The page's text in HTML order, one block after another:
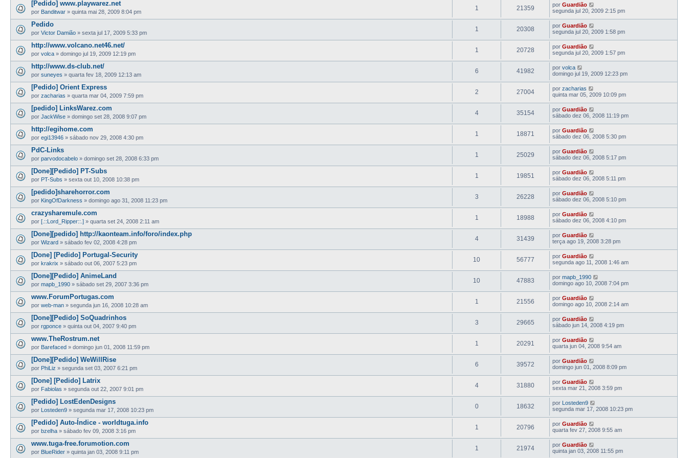
[Pedido] www.playwarez.net
por Banditwar » quinta mai 28, 2009 8:04 pm
1 21359 por Guardião
segunda jul 20, 2009 2:15 pm
Pedido
por Victor Damião » sexta jul 17, 2009 5:33 pm
1 20308 por Guardião
segunda jul 20, 2009 1:58 pm
http://www.volcano.net46.net/
por volca » domingo jul 19, 2009 12:19 pm
1 20728 por Guardião
segunda jul 20, 2009 1:57 pm
http://www.ds-club.net/
por suneyes » quarta fev 18, 2009 12:13 am
6 41982 por volca
domingo jul 19, 2009 12:23 pm
[Pedido] Orient Express
por zacharias » quarta mar 04, 2009 7:59 pm
2 27004 por zacharias
quinta mar 05, 2009 10:09 pm
[pedido] LinksWarez.com
por JackWise » domingo set 28, 2008 9:07 pm
4 35154 por Guardião
sábado dez 06, 2008 11:19 pm
http://egihome.com
por egi13946 » sábado nov 29, 2008 4:30 pm
1 18871 por Guardião
sábado dez 06, 2008 5:30 pm
PdC-Links
por parvodocabelo » domingo set 28, 2008 6:33 pm
1 25029 por Guardião
sábado dez 06, 2008 5:17 pm
[Done][Pedido] PT-Subs
por PT-Subs » sexta out 10, 2008 10:38 pm
1 19851 por Guardião
sábado dez 06, 2008 5:11 pm
[pedido]sharehorror.com
por KingOfDarkness » domingo ago 31, 2008 11:23 pm
3 26228 por Guardião
sábado dez 06, 2008 5:10 pm
crazysharemule.com
por [.::Lord_Ripper::.] » quarta set 24, 2008 2:11 am
1 18988 por Guardião
sábado dez 06, 2008 4:10 pm
[Done][pedido] http://kaonteam.info/foro/index.php
por Wizard » sábado fev 02, 2008 4:28 pm
4 31439 por Guardião
terça ago 19, 2008 3:28 pm
[Done] [Pedido] Portugal-Security
por krakrix » sábado out 06, 2007 5:23 pm
10 56777 por Guardião
segunda ago 11, 2008 1:46 am
[Done][Pedido] AnimeLand
por mapb_1990 » sábado set 29, 2007 3:36 pm
10 47883 por mapb_1990
domingo ago 10, 2008 7:04 pm
www.ForumPortugas.com
por web-man » segunda jun 16, 2008 10:28 am
1 21556 por Guardião
domingo ago 10, 2008 2:14 am
[Done][Pedido] SoQuadrinhos
por rgponce » quinta out 04, 2007 9:40 pm
3 29665 por Guardião
sábado jun 14, 2008 4:19 pm
www.TheRostrum.net
por Barefaced » domingo jun 01, 2008 11:59 pm
1 20291 por Guardião
quarta jun 04, 2008 9:54 am
[Done][Pedido] WeWillRise
por PhiLiz » segunda set 03, 2007 6:21 pm
6 39572 por Guardião
domingo jun 01, 2008 8:09 pm
[Done] [Pedido] Latrix
por Fabiolas » segunda out 22, 2007 9:01 pm
4 31880 por Guardião
sexta mar 21, 2008 3:59 pm
[Pedido] LostEdenDesigns
por Losteden9 » segunda mar 17, 2008 10:23 pm
0 18632 por Losteden9
segunda mar 17, 2008 10:23 pm
[Pedido] Auto-Índice - worldtuga.info
por bzelha » sábado fev 09, 2008 3:16 pm
1 20796 por Guardião
quarta fev 27, 2008 9:55 am
www.tuga-free.forumotion.com
por BlueRider » quinta jan 03, 2008 9:11 pm
1 21974 por Guardião
quinta jan 03, 2008 11:55 pm